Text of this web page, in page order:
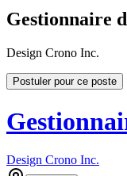
Gestionnaire
Design Crono Inc.
Postuler pour ce poste
Design Crono Inc.